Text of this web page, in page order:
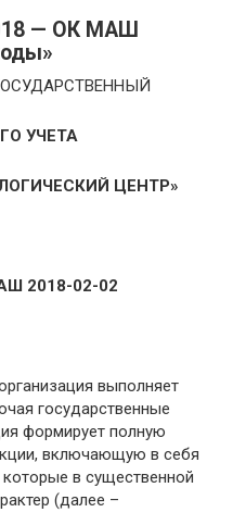
— ОК МАШ
УЧЕТА
ЦЕНТР»
2018-02-02
выполняет
государственные
формирует полную
включающую в себя
в существенной
(далее –